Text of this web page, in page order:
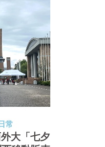
常
大「七夕